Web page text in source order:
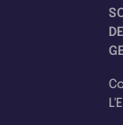
DE